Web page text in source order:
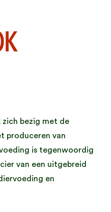
zich bezig met de
produceren van
is tegenwoordig
van een uitgebreid
en